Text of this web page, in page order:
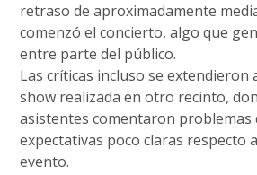
retraso de aproximadamente
comenzó el concierto, algo que
entre parte del público.
Las críticas incluso se extendieron
show realizada en otro recinto,
asistentes comentaron problemas
expectativas poco claras respecto
evento.